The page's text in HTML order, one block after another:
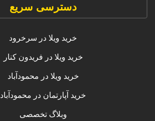
دسترسی سریع
خرید ویلا در سرخرود
خرید ویلا در فریدون کنار
خرید ویلا در محمودآباد
خرید آپارتمان در محمودآباد
وبلاگ تخصصی